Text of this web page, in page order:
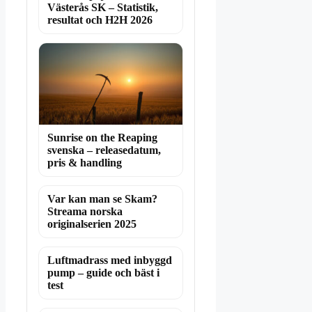
Västerås SK – Statistik,
resultat och H2H 2026
Sunrise on the Reaping
svenska – releasedatum,
pris & handling
Var kan man se Skam?
Streama norska
originalserien 2025
Luftmadrass med inbyggd
pump – guide och bäst i
test